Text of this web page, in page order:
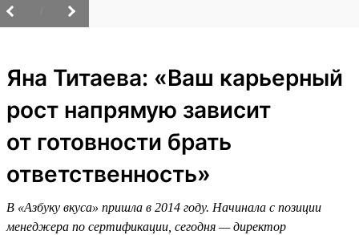
Яна Титаева: «Ваш карьерный
рост напрямую зависит
от готовности брать
ответственность»
В «Азбуку вкуса» пришла в 2014 году. Начинала с позиции
менеджера по сертификации, сегодня — директор